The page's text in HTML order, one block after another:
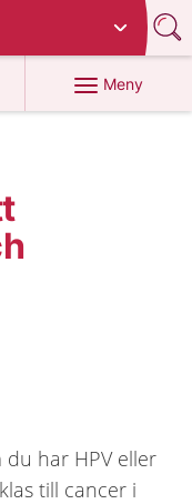
Meny
har HPV eller
till cancer i